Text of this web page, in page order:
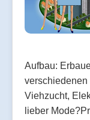
Aufbau:
verschiedenen
Viehzucht,
lieber